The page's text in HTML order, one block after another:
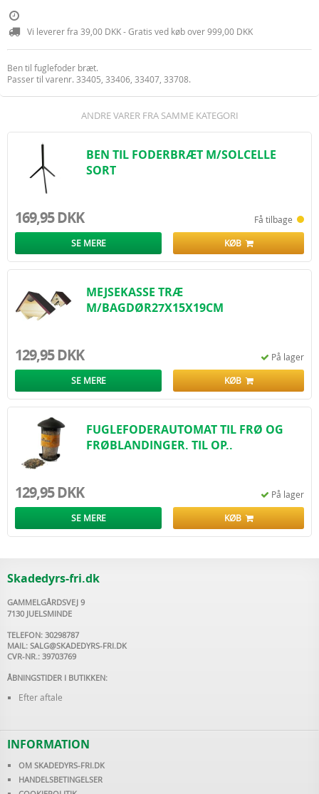
Vi leverer fra 39,00 DKK - Gratis ved køb over 999,00 DKK
Ben til fuglefoder bræt.
Passer til varenr. 33405, 33406, 33407, 33708.
ANDRE VARER FRA SAMME KATEGORI
BEN TIL FODERBRÆT M/SOLCELLE
SORT
169,95 DKK Få tilbage
SE MERE KØB
MEJSEKASSE TRÆ
M/BAGDØR27X15X19CM
129,95 DKK På lager
SE MERE KØB
FUGLEFODERAUTOMAT TIL FRØ OG
FRØBLANDINGER. TIL OP..
129,95 DKK På lager
SE MERE KØB
Skadedyrs-fri.dk
GAMMELGÅRDSVEJ 9
7130 JUELSMINDE
TELEFON: 30298787
MAIL: SALG@SKADEDYRS-FRI.DK
CVR-NR.: 39703769
ÅBNINGSTIDER I BUTIKKEN:
Efter aftale
INFORMATION
OM SKADEDYRS-FRI.DK
HANDELSBETINGELSER